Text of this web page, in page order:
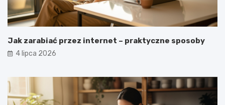
Jak zarabiać przez internet – praktyczne sposoby
4 lipca 2026